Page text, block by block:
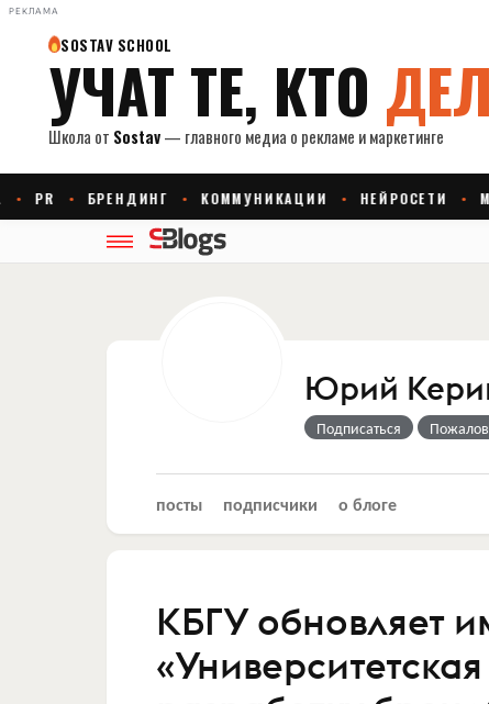
РЕКЛАМА
Юрий
Подписаться
посты подписчики о блоге
КБГУ обновляет